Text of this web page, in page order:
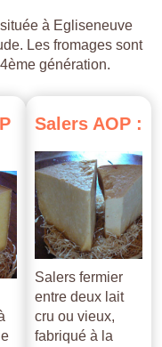
à Egliseneuve
Les fromages sont
génération.
Salers AOP :
Salers fermier
entre deux lait
cru ou vieux,
fabriqué à la